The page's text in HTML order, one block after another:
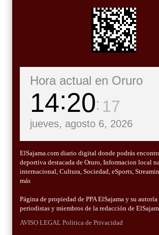
Hora actual en Oruro
14 20 19
jueves, agosto 6, 2026
ElSajama.com diario digital donde podrás
deportiva destacada de Oruro, Informacion local
internacional, Cultura, Sociedad, eSports,
más
Página de propiedad de PPA ElSajama y su
periodistas y miembros de la redacción de
AVISO LEGAL Politica de Privacidad